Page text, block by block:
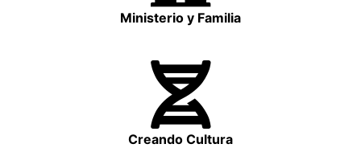
Ministerio y Familia
Creando Cultura